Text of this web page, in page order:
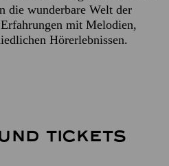
die wunderbare Welt der
mit Melodien,
Hörerlebnissen.
TICKETS